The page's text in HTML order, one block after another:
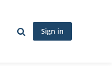
Sign in